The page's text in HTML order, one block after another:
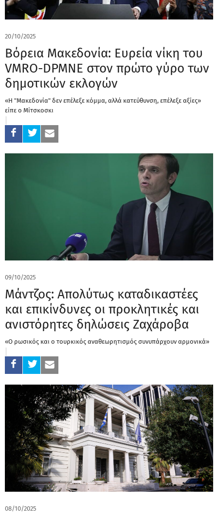
20/10/2025
Βόρεια Μακεδονία: Ευρεία νίκη του
VMRO-DPMNE στον πρώτο γύρο των
δημοτικών εκλογών
«Η "Μακεδονία" δεν επέλεξε κόμμα, αλλά κατεύθυνση, επέλεξε αξίες»
είπε ο Μίτσκοσκι
09/10/2025
Μάντζος: Απολύτως καταδικαστέες
και επικίνδυνες οι προκλητικές και
ανιστόρητες δηλώσεις Ζαχάροβα
«Ο ρωσικός και ο τουρκικός αναθεωρητισμός συνυπάρχουν αρμονικά»
08/10/2025